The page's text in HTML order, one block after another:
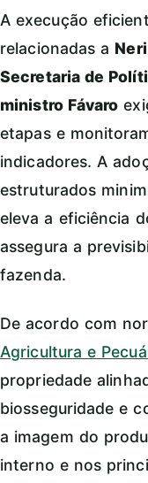
A execução
relacionadas a
Secretaria de
ministro Fávaro
etapas e
indicadores. A
estruturados
eleva a eficiência
assegura a
fazenda.
De acordo com
Agricultura e
propriedade
biosseguridade e
a imagem do
interno e nos